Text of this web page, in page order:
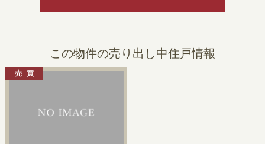
この物件の売り出し中住戸情報